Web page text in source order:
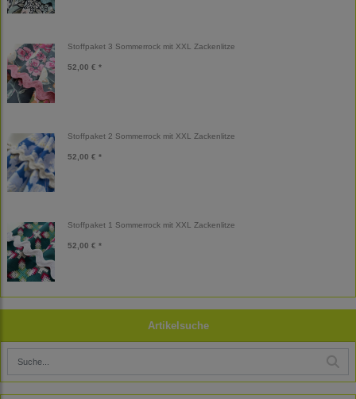
Stoffpaket 3 Sommerrock mit XXL Zackenlitze
52,00 € *
Stoffpaket 2 Sommerrock mit XXL Zackenlitze
52,00 € *
Stoffpaket 1 Sommerrock mit XXL Zackenlitze
52,00 € *
Artikelsuche